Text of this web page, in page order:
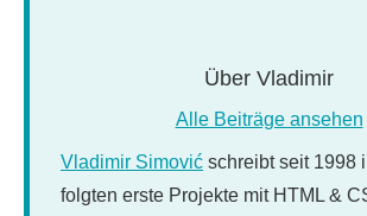
Über Vladimir
Alle Beiträge ansehen
Vladimir Simović schreibt seit 1998
folgten erste Projekte mit HTML &